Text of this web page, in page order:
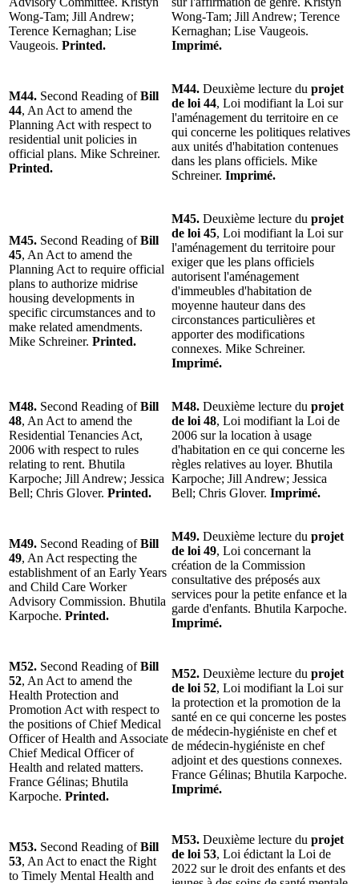
Wong-Tam; Jill Andrew;
Terence Kernaghan; Lise
Vaugeois. Printed.
Wong-Tam; Jill Andrew; Terence
Kernaghan; Lise Vaugeois.
Imprimé.
M44. Second Reading ofBill
44, An Act to amend the
Planning Act with respect to
residential unit policies in
official plans. Mike Schreiner.
Printed.
M44. Deuxième lecture du projet
de loi 44, Loi modifiant la Loi sur
l'aménagement du territoire en ce
qui concerne les politiques relatives
aux unités d'habitation contenues
dans les plans officiels. Mike
Schreiner. Imprimé.
M45. Second Reading ofBill
45, An Act to amend the
Planning Act to require official
plans to authorize midrise
housing developments in
specific circumstances and to
make related amendments.
Mike Schreiner. Printed.
M45. Deuxième lecture du projet
de loi 45, Loi modifiant la Loi sur
l'aménagement du territoire pour
exiger que les plans officiels
autorisent l'aménagement
d'immeubles d'habitation de
moyenne hauteur dans des
circonstances particulières et
apporter des modifications
connexes. Mike Schreiner.
Imprimé.
M48. Second Reading ofBill
48, An Act to amend the
Residential Tenancies Act,
2006 with respect to rules
relating to rent. Bhutila
Karpoche; Jill Andrew; Jessica
Bell; Chris Glover. Printed.
M48. Deuxième lecture du projet
de loi 48, Loi modifiant la Loi de
2006 sur la location à usage
d'habitation en ce qui concerne les
règles relatives au loyer. Bhutila
Karpoche; Jill Andrew; Jessica
Bell; Chris Glover. Imprimé.
M49. Second Reading ofBill
49, An Act respecting the
establishment of an Early Years
and Child Care Worker
Advisory Commission. Bhutila
Karpoche. Printed.
M49. Deuxième lecture du projet
de loi 49, Loi concernant la
création de la Commission
consultative des préposés aux
services pour la petite enfance et la
garde d'enfants. Bhutila Karpoche.
Imprimé.
M52. Second Reading ofBill
52, An Act to amend the
Health Protection and
Promotion Act with respect to
the positions of Chief Medical
Officer of Health and Associate
Chief Medical Officer of
Health and related matters.
France Gélinas; Bhutila
Karpoche. Printed.
M52. Deuxième lecture du projet
de loi 52, Loi modifiant la Loi sur
la protection et la promotion de la
santé en ce qui concerne les postes
de médecin-hygiéniste en chef et
de médecin-hygiéniste en chef
adjoint et des questions connexes.
France Gélinas; Bhutila Karpoche.
Imprimé.
M53. Second Reading ofBill
53, An Act to enact the Right
to Timely Mental Health and
M53. Deuxième lecture du projet
de loi 53, Loi édictant la Loi de
2022 sur le droit des enfants et des